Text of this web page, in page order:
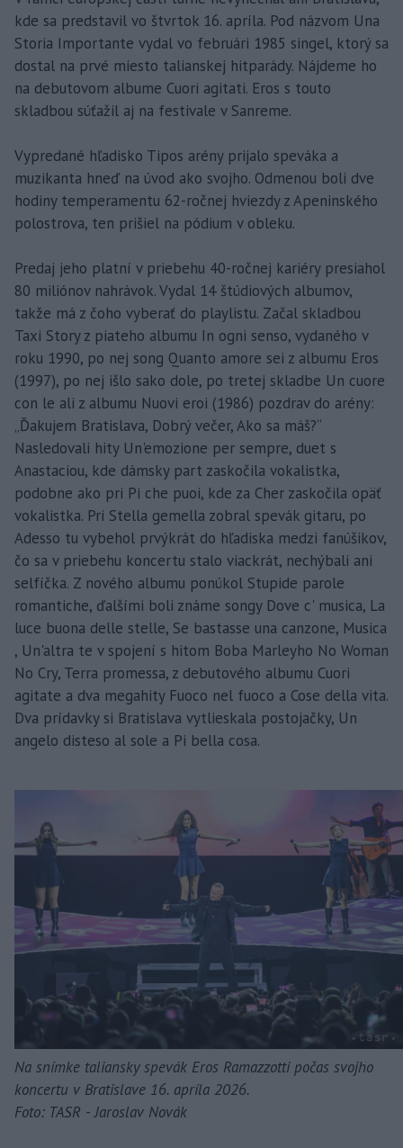
kde sa predstavil vo štvrtok 16. apríla. Pod názvom Una
Storia Importante vydal vo februári 1985 singel, ktorý sa
dostal na prvé miesto talianskej hitparády. Nájdeme ho
na debutovom albume Cuori agitati. Eros s touto
skladbou súťažil aj na festivale v Sanreme.
Vypredané hľadisko Tipos arény prijalo speváka a
muzikanta hneď na úvod ako svojho. Odmenou boli dve
hodiny temperamentu 62-ročnej hviezdy z Apeninského
polostrova, ten prišiel na pódium v obleku.
Predaj jeho platní v priebehu 40-ročnej kariéry presiahol
80 miliónov nahrávok. Vydal 14 štúdiových albumov,
takže má z čoho vyberať do playlistu. Začal skladbou
Taxi Story z piateho albumu In ogni senso, vydaného v
roku 1990, po nej song Quanto amore sei z albumu Eros
(1997), po nej išlo sako dole, po tretej skladbe Un cuore
con le ali z albumu Nuovi eroi (1986) pozdrav do arény:
„Ďakujem Bratislava, Dobrý večer, Ako sa máš?“
Nasledovali hity Un'emozione per sempre, duet s
Anastaciou, kde dámsky part zaskočila vokalistka,
podobne ako pri Pi che puoi, kde za Cher zaskočila opäť
vokalistka. Pri Stella gemella zobral spevák gitaru, po
Adesso tu vybehol prvýkrát do hľadiska medzi fanúšikov,
čo sa v priebehu koncertu stalo viackrát, nechýbali ani
selfíčka. Z nového albumu ponúkol Stupide parole
romantiche, ďalšími boli známe songy Dove c' musica, La
luce buona delle stelle, Se bastasse una canzone, Musica
, Un'altra te v spojení s hitom Boba Marleyho No Woman
No Cry, Terra promessa, z debutového albumu Cuori
agitate a dva megahity Fuoco nel fuoco a Cose della vita.
Dva prídavky si Bratislava vytlieskala postojačky, Un
angelo disteso al sole a Pi bella cosa.
Na snímke taliansky spevák Eros Ramazzotti počas svojho
koncertu v Bratislave 16. apríla 2026.
Foto: TASR - Jaroslav Novák